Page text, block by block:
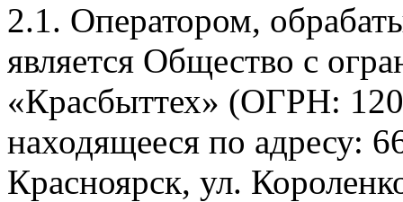
2.1. Оператором,
является Общество с
«Красбыттех» (ОГРН:
находящееся по адресу:
Красноярск, ул.